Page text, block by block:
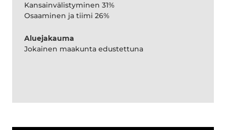
Kansainvälistyminen 31%
Osaaminen ja tiimi 26%
Aluejakauma
Jokainen maakunta edustettuna